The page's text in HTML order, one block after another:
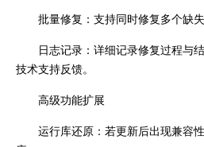
批量修复：支持同时修复多个缺
日志记录：详细记录修复过程与
技术支持反馈。
高级功能扩展
运行库还原：若更新后出现兼容